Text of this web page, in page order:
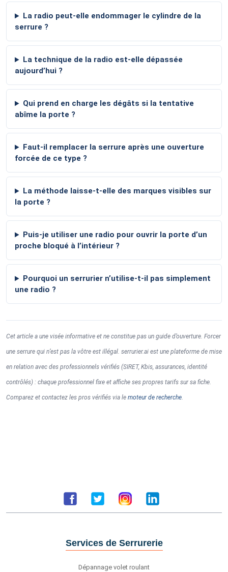
La radio peut-elle endommager le cylindre de la
serrure ?
La technique de la radio est-elle dépassée
aujourd’hui ?
Qui prend en charge les dégâts si la tentative
abîme la porte ?
Faut-il remplacer la serrure après une ouverture
forcée de ce type ?
La méthode laisse-t-elle des marques visibles sur
la porte ?
Puis-je utiliser une radio pour ouvrir la porte d’un
proche bloqué à l’intérieur ?
Pourquoi un serrurier n’utilise-t-il pas simplement
une radio ?
Cet article a une visée informative et ne constitue pas un guide d’ouverture. Forcer
une serrure qui n’est pas la vôtre est illégal. serrurier.ai est une plateforme de mise
en relation avec des professionnels vérifiés (SIRET, Kbis, assurances, identité
contrôlés) : chaque professionnel fixe et affiche ses propres tarifs sur sa fiche.
Comparez et contactez les pros vérifiés via le moteur de recherche.
Services de Serrurerie
Dépannage volet roulant